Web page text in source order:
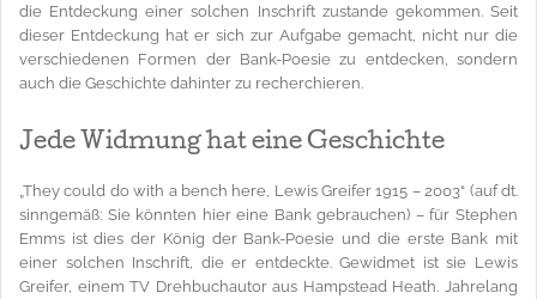
die Entdeckung einer solchen Inschrift zustande gekommen. Seit
dieser Entdeckung hat er sich zur Aufgabe gemacht, nicht nur die
verschiedenen Formen der Bank-Poesie zu entdecken, sondern
auch die Geschichte dahinter zu recherchieren.
Jede Widmung hat eine Geschichte
„They could do with a bench here, Lewis Greifer 1915 – 2003“ (auf dt.
sinngemäß: Sie könnten hier eine Bank gebrauchen) – für Stephen
Emms ist dies der König der Bank-Poesie und die erste Bank mit
einer solchen Inschrift, die er entdeckte. Gewidmet ist sie Lewis
Greifer, einem TV Drehbuchautor aus Hampstead Heath. Jahrelang